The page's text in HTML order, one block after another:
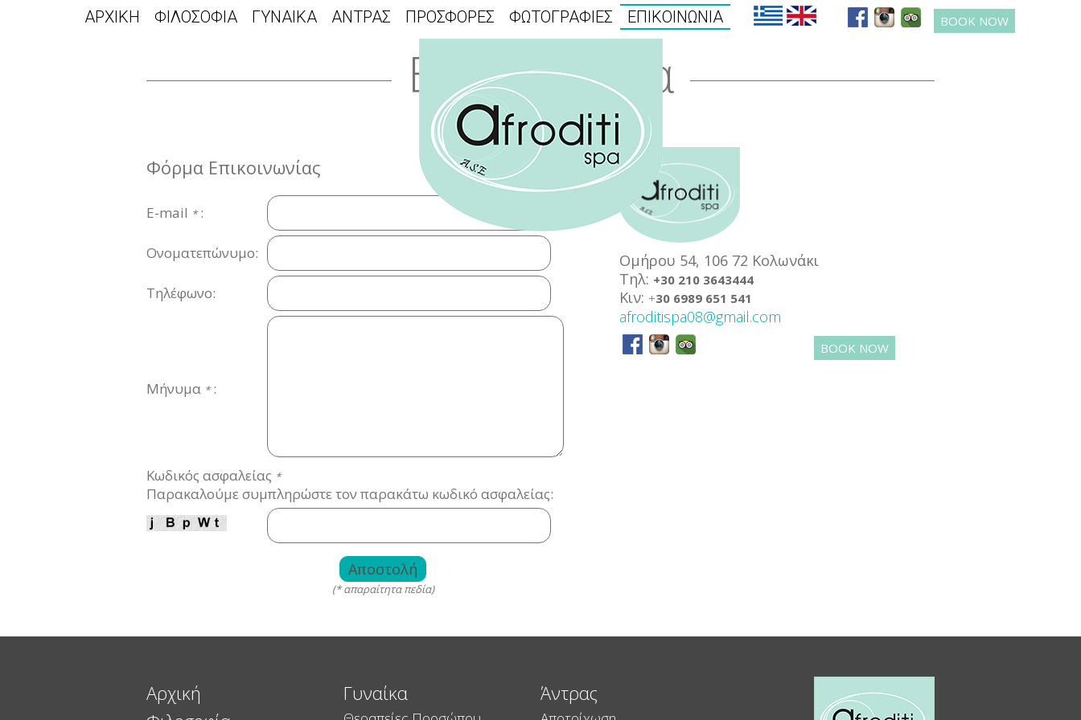
ΑΡΧΙΚΗ ΦΙΛΟΣΟΦΙΑ ΓΥΝΑΙΚΑ ΑΝΤΡΑΣ ΠΡΟΣΦΟΡΕΣ ΦΩΤΟΓΡΑΦΙΕΣ ΕΠΙΚΟΙΝΩΝΙΑ BOOK NOW
Επικοινωνία
Φόρμα Επικοινωνίας
E-mail *:
Ονοματεπώνυμο:
Τηλέφωνο:
Μήνυμα *:
Κωδικός ασφαλείας *
Παρακαλούμε συμπληρώστε τον παρακάτω κωδικό ασφαλείας:
(* απαραίτητα πεδία)
Oμήρου 54, 106 72 Kολωνάκι
Τηλ: +30 210 3643444
Κιν: +30 6989 651 541
afroditispa08@gmail.com
BOOK NOW
Αρχική
Γυναίκα Άντρας